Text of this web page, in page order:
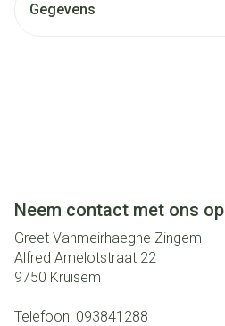
Gegevens
Neem contact met ons op
Greet Vanmeirhaeghe Zingem
Alfred Amelotstraat 22
9750 Kruisem
Telefoon: 093841288